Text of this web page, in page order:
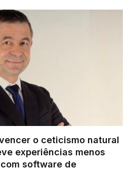
o ceticismo natural
experiências menos
software de